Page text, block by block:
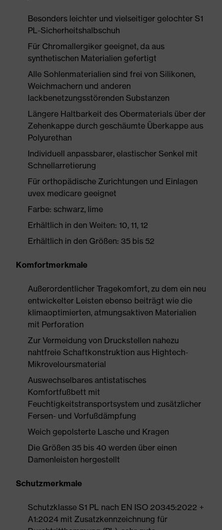
Besonders leichter und vielseitiger gelochter S1
PL-Sicherheitshalbschuh
Für Chromallergiker geeignet, da aus
synthetischen Materialien gefertigt
Alle Sohlenmaterialien sind frei von Silikonen,
Weichmachern und anderen
lackbenetzungsstörenden Substanzen
Längere Haltbarkeit des Obermaterials über der
Zehenkappe durch geschäumte Überkappe aus
Polyurethan
Individuell anpassbarer, elastischer Senkel mit
Schnellarretierung
Für orthopädische Zurichtungen und Einlagen
uvex medicare geeignet
Farbe: schwarz, lime
Erhältlich in den Weiten: 10, 11, 12
Erhältlich in den Größen: 35 bis 52
Komfortmerkmale
Außerordentlicher Tragekomfort, zu dem ein neu
entwickelter Leisten ebenso beiträgt wie die
klimaoptimierten, atmungsaktiven Materialien
mit Perforation
Zur Vermeidung von Druckstellen nahezu
nahtfreie Schaftkonstruktion aus Hightech-
Mikroveloursmaterial
Auswechselbares antistatisches
Komfortfußbett mit
Feuchtigkeitstransportsystem und zusätzlicher
Fersen- und Vorfußdämpfung
Weich gepolsterte Lasche und Kragen
Die Größen 35 bis 40 werden über einen
Damenleisten hergestellt
Schutzmerkmale
Schutzklasse S1 PL nach EN ISO 20345:2022 +
A1:2024 mit Zusatzkennzeichnung für